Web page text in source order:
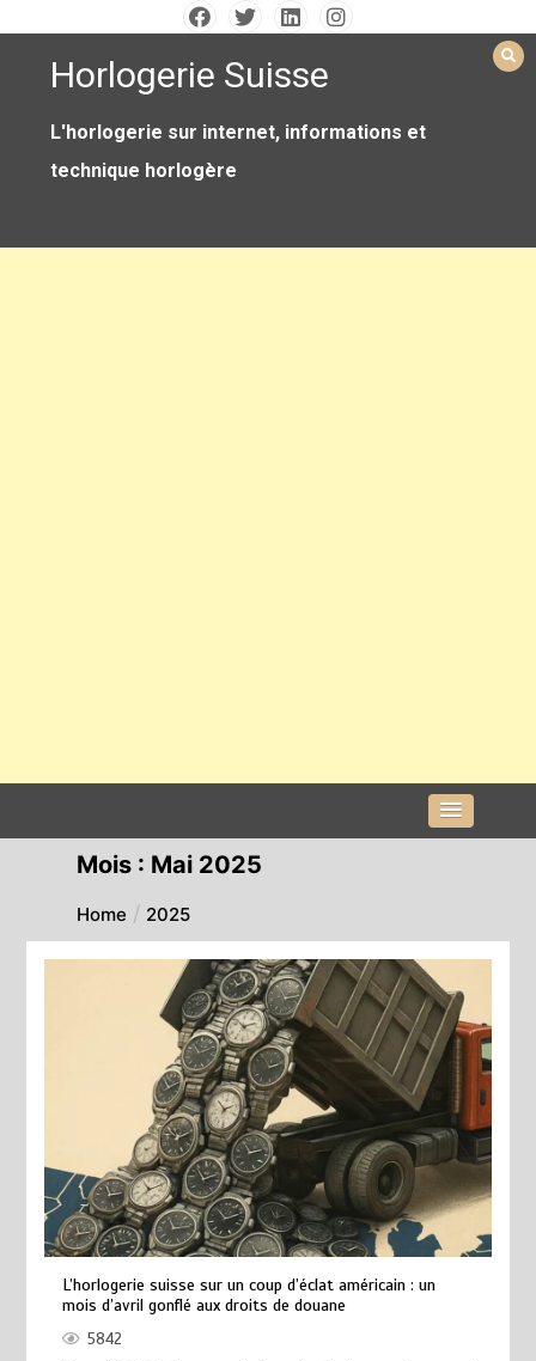
contentHorlogerie Suisse
L'horlogerie sur internet, informations et
technique horlogère
Mois : Mai 2025
Home 2025
L’horlogerie suisse sur un coup d’éclat américain : un
mois d’avril gonflé aux droits de douane
5842